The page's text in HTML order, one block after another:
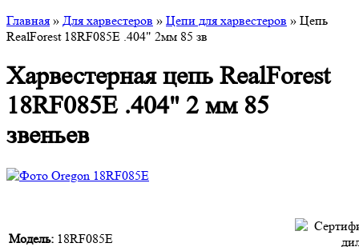
Главная » Для харвестеров » Цепи для харвестеров » Цепь
RealForest 18RF085E .404" 2мм 85 зв
Харвестерная цепь RealForest
18RF085E .404" 2 мм 85
звеньев
Модель: 18RF085E